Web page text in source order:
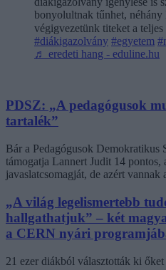
bonyolultnak tűnhet, néhány
végigvezetünk titeket a
#diákigazolvány #egyetem
♬ eredeti hang - eduline.hu
PDSZ: „A pedagógusok
tartalék”
Bár a Pedagógusok Demokratikus
támogatja Lannert Judit 14 pontos,
javaslatcsomagját, de azért vannak
„A világ legelismertebb
hallgathatjuk” – két
a CERN nyári
21 ezer diákból választották ki